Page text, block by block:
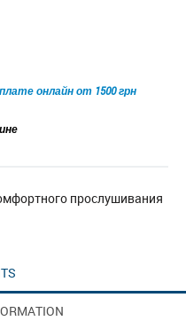
онлайн от 1500 грн
прослушивания